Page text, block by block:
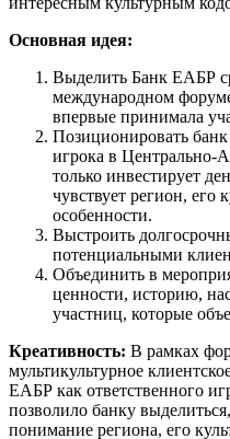
Основная идея:
Выделить Банк ЕАБР
международном
впервые принимала
Позиционировать
игрока в Центрально-
только инвестирует
чувствует регион, его
особенности.
Выстроить
потенциальными
Объединить в
ценности, историю,
участниц, которые
Креативность: В рамках
мультикультурное
ЕАБР как ответственного
позволило банку
понимание региона, его